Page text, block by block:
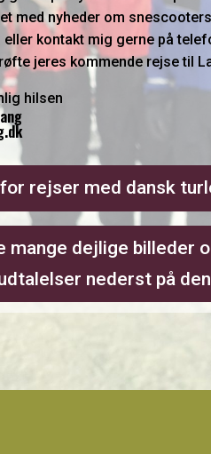
med nyheder om
eller kontakt mig gerne på
jeres kommende rejse til
hilsen
rejser med dansk
mange dejlige billeder
nederst på